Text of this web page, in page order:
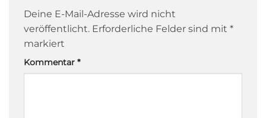
Deine E-Mail-Adresse wird nicht
veröffentlicht. Erforderliche Felder sind mit *
markiert
Kommentar *